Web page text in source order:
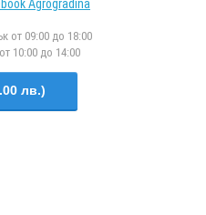
Agrogradina
от 09:00 до 18:00
10:00 до 14:00
лв.)